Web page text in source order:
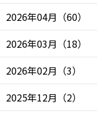
2026年04月 （60）
2026年03月 （18）
2026年02月 （3）
2025年12月 （2）